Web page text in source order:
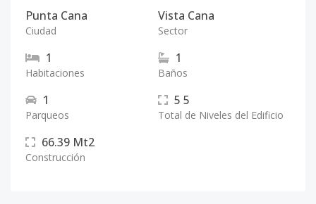
Punta Cana
Ciudad
Vista Cana
Sector
1
Habitaciones
1
Baños
1
Parqueos
5 5
Total de Niveles del Edificio
66.39 Mt2
Construcción